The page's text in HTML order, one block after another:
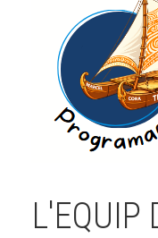
L'EQUIP